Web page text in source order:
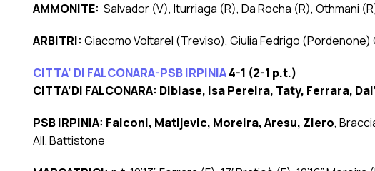
AMMONITE: Salvador (V), Iturriaga (R), Da Rocha (R), Othmani
ARBITRI: Giacomo Voltarel (Treviso), Giulia Fedrigo
CITTA’ DI FALCONARA-PSB IRPINIA4-1 (2-1 p.t.)
CITTA’DI FALCONARA: Dibiase, Isa Pereira, Taty, Ferrara,
PSB IRPINIA: Falconi, Matijevic, Moreira, Aresu, Ziero,
All. Battistone